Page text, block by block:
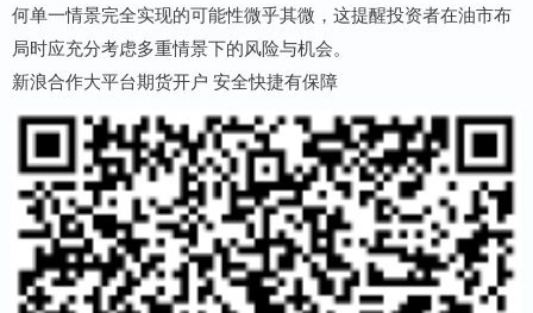
何单一情景完全实现的可能性微乎其微，这提醒投资者在油市布
局时应充分考虑多重情景下的风险与机会。
新浪合作大平台期货开户 安全快捷有保障